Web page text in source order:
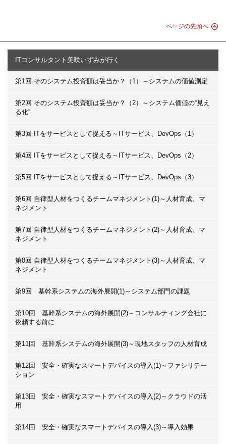
ページの先頭へ
ITコンサルタント美咲いずみが行く
第1回 そのシステム投資額は妥当か？（1）～システムの価値測定
第2回 そのシステム投資額は妥当か？（2）～システム価値の“見え
る化”
第3回 ITをサービスとして捉える～ITサービス、DevOps（1）
第4回 ITをサービスとして捉える～ITサービス、DevOps（2）
第5回 ITをサービスとして捉える～ITサービス、DevOps（3）
第6回 自律型人材をつくるチームマネジメント(1)～人材育成、マ
ネジメント
第7回 自律型人材をつくるチームマネジメント(2)～人材育成、マ
ネジメント
第8回 自律型人材をつくるチームマネジメント(3)～人材育成、マ
ネジメント
第9回 基幹系システムの海外展開(1)～システム部門の課題
第10回 基幹系システムの海外展開(2)～コンサルティング会社に
依頼する前に
第11回 基幹系システムの海外展開(3)～現地スタッフの人材育成
第12回 安全・確実なスマートデバイスの導入(1)～ファシリテー
ション
第13回 安全・確実なスマートデバイスの導入(2)～クラウドの活
用
第14回 安全・確実なスマートデバイスの導入(3)～導入効果